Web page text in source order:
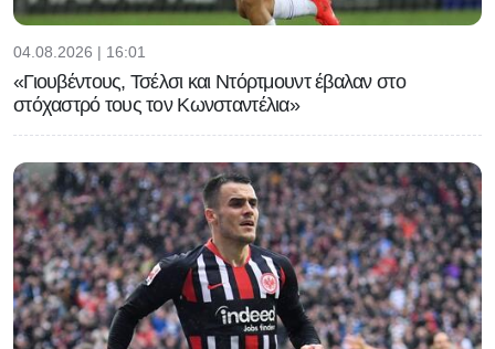
04.08.2026 | 16:01
«Γιουβέντους, Τσέλσι και Ντόρτμουντ έβαλαν στο
στόχαστρό τους τον Κωνσταντέλια»